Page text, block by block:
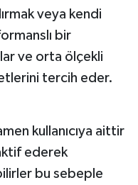
veya kendi
bir
ve orta ölçekli
tercih eder.
kullanıcıya aittir
ederek
bu sebeple